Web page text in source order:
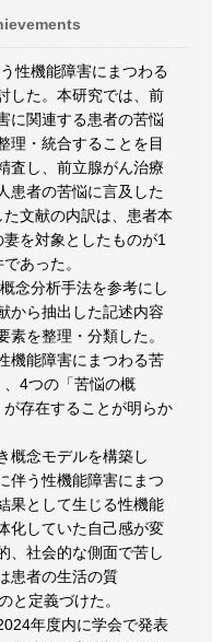
性機能障害にまつわる
した。本研究では、前
に関連する患者の苦悩
理・統合することを目
査し、前立腺がん治療
患者の苦悩に言及した
文献の内訳は、患者本
を対象としたものが1
あった。
念分析手法を参考にし
から抽出した記述内容
を整理・分類した。
機能障害にまつわる苦
4つの「苦悩の概
存在することが明らか
概念モデルを構築し
伴う性機能障害にまつ
果として生じる性機能
化していた自己感が変
、社会的な側面で苦し
患者の生活の質
と定義づけた。
年度内に学会で発表